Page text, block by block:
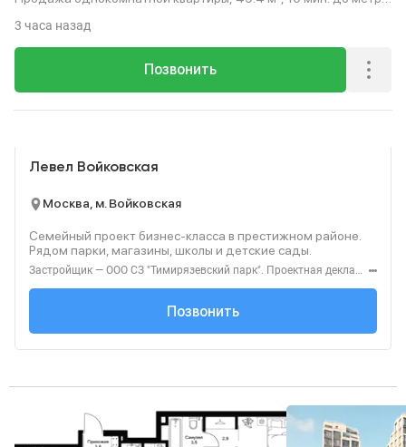
Позвонить
3 часа назад
Левел Войковская
Москва, м. Войковская
Семейный проект бизнес-класса в престижном районе.
Рядом парки, магазины, школы и детские сады.
Застройщик — ООО СЗ "Тимирязевский парк". Проектная декларация — наш.дом.рф. Акция до 31.08.2026. Не оферта. Подробности — level.ru
+7 (495) 137-47-...
Позвонить